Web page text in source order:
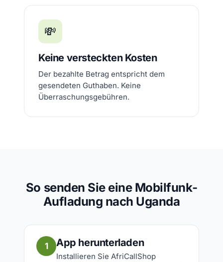
💸
Keine versteckten Kosten
Der bezahlte Betrag entspricht dem
gesendeten Guthaben. Keine
Überraschungsgebühren.
So senden Sie eine Mobilfunk-
Aufladung nach Uganda
1 App herunterladen
Installieren Sie AfriCallShop